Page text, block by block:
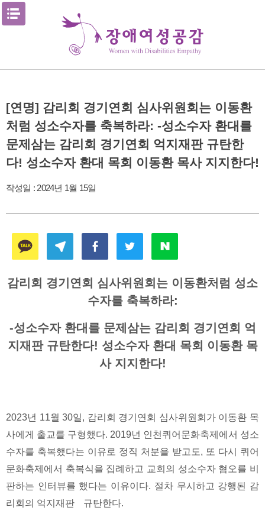
Skip
[연명] 감리회 경기연회 심사위원회는 이동환
처럼 성소수자를 축복하라: -성소수자 환대를
문제삼는 감리회 경기연회 억지재판 규탄한
다! 성소수자 환대 목회 이동환 목사 지지한다!
작성일 : 2024년 1월 15일
감리회 경기연회 심사위원회는 이동환처럼 성소
수자를 축복하라:
-성소수자 환대를 문제삼는 감리회 경기연회 억
지재판 규탄한다! 성소수자 환대 목회 이동환 목
사 지지한다!
2023년 11월 30일, 감리회 경기연회 심사위원회가 이동환 목
사에게 출교를 구형했다. 2019년 인천퀴어문화축제에서 성소
수자를 축복했다는 이유로 정직 처분을 받고도, 또 다시 퀴어
문화축제에서 축복식을 집례하고 교회의 성소수자 혐오를 비
판하는 인터뷰를 했다는 이유이다. 절차 무시하고 강행된 감
리회의 억지재판ﾠ규탄한다.